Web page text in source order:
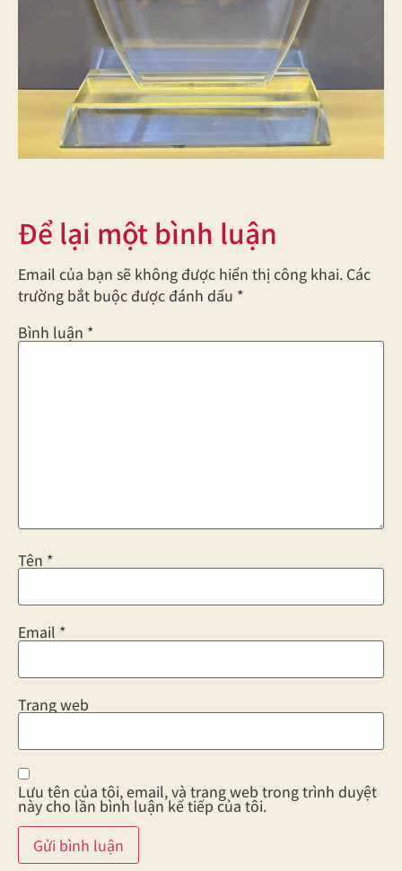
Để lại một bình luận
Email của bạn sẽ không được hiển thị công khai. Các
trường bắt buộc được đánh dấu *
Bình luận *
Tên *
Email *
Trang web
Lưu tên của tôi, email, và trang web trong trình duyệt
này cho lần bình luận kế tiếp của tôi.